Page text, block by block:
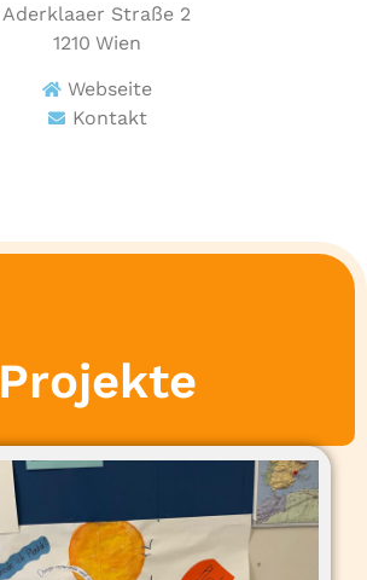
Aderklaaer Straße 2
1210 Wien
Webseite
Kontakt
Projekte